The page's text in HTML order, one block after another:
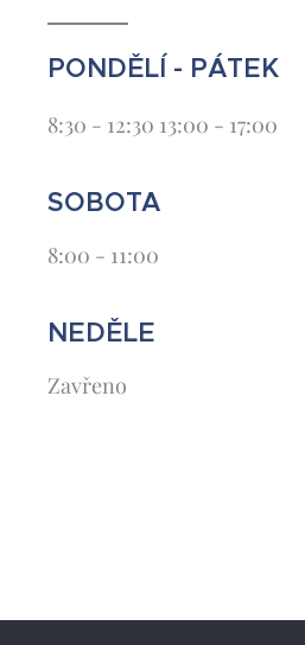
PONDĚLÍ - PÁTEK
8:30 - 12:30 13:00 - 17:00
SOBOTA
8:00 - 11:00
NEDĚLE
Zavřeno